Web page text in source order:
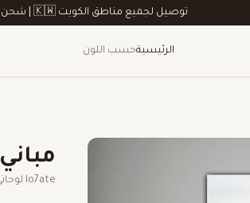
توصيل لجميع مناطق الكويت 🇰🇼 | شحن دولي متاح
الرئيسيةحسب اللون
مباني
lo7ate لوحاتي